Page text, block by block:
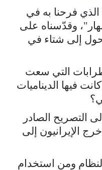
الذي فرحنا به في
وقدّسناه على
إلى شتاء في
التي سعت
كانت فيها الديناميات
التصريح الصادر
الإيرانيون إلى
ومن استخدام